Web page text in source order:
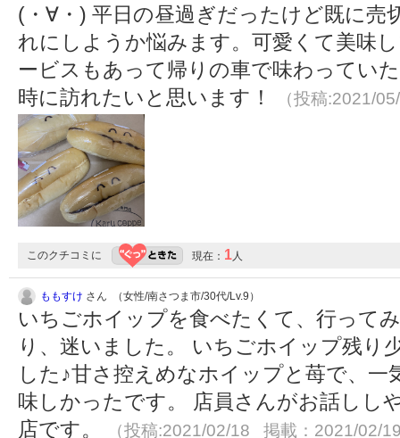
(・∀・) 平日の昼過ぎだったけど既に
れにしようか悩みます。可愛くて美味
ービスもあって帰りの車で味わってい
時に訪れたいと思います！
（投稿:2021/
このクチコミに 現在： 1人
ももすけ さん （女性/南さつま市/30代/Lv.9）
いちごホイップを食べたくて、行って
り、迷いました。 いちごホイップ残り
した♪甘さ控えめなホイップと苺で、
味しかったです。 店員さんがお話しし
店です。
（投稿:2021/02/18 掲載：2021/02/